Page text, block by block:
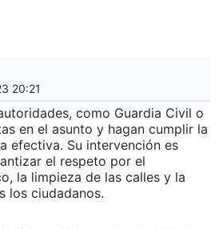
20:21
como Guardia Civil o
en el asunto y hagan cumplir la
efectiva. Su intervención es
el respeto por el
la limpieza de las calles y la
los ciudadanos.